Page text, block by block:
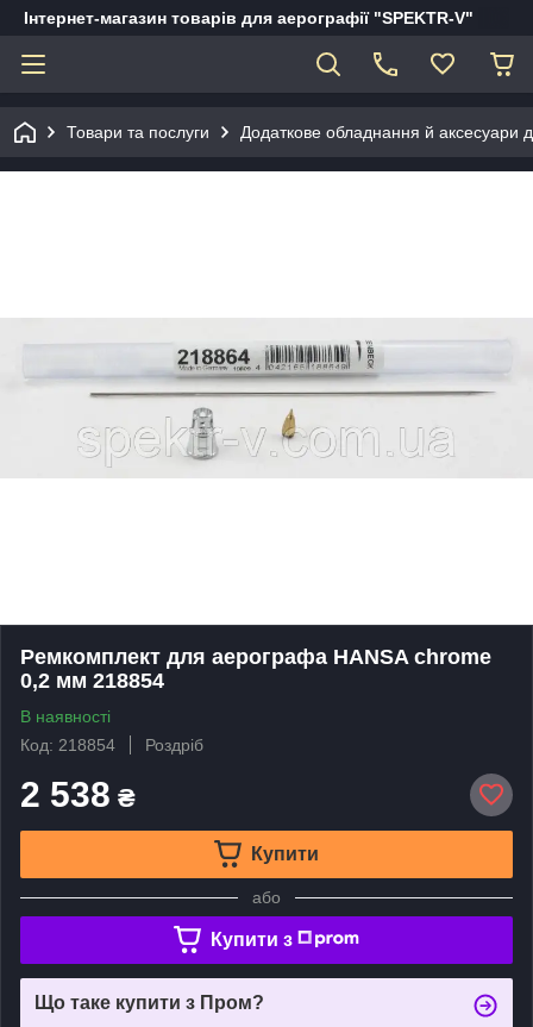
Інтернет-магазин товарів для аерографії "SPEKTR-V"
Товари та послуги Додаткове обладнання й аксесуари
Ремкомплект для аерографа HANSA chrome
0,2 мм 218854
В наявності
Код: 218854
Роздріб
2 538 ₴
Купити
або
Купити з
Що таке купити з Пром?